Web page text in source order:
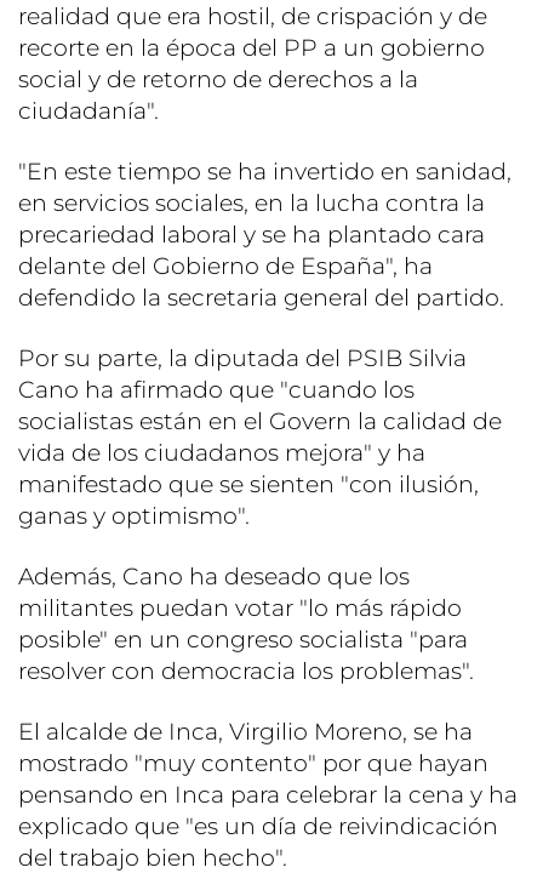
realidad que era hostil, de crispación y de
recorte en la época del PP a un gobierno
social y de retorno de derechos a la
ciudadanía".
"En este tiempo se ha invertido en sanidad,
en servicios sociales, en la lucha contra la
precariedad laboral y se ha plantado cara
delante del Gobierno de España", ha
defendido la secretaria general del partido.
Por su parte, la diputada del PSIB Silvia
Cano ha afirmado que "cuando los
socialistas están en el Govern la calidad de
vida de los ciudadanos mejora" y ha
manifestado que se sienten "con ilusión,
ganas y optimismo".
Además, Cano ha deseado que los
militantes puedan votar "lo más rápido
posible" en un congreso socialista "para
resolver con democracia los problemas".
El alcalde de Inca, Virgilio Moreno, se ha
mostrado "muy contento" por que hayan
pensando en Inca para celebrar la cena y ha
explicado que "es un día de reivindicación
del trabajo bien hecho".